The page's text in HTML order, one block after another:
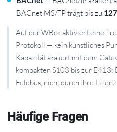
BACnet MS/TP trägt bis zu
Auf der WBox aktiviert eine
Protokoll — kein künstliches
Kapazität skaliert mit dem
kompakten S103 bis zur E413:
Feldbus, nicht durch Ihre Lizenz.
Häufige Fragen